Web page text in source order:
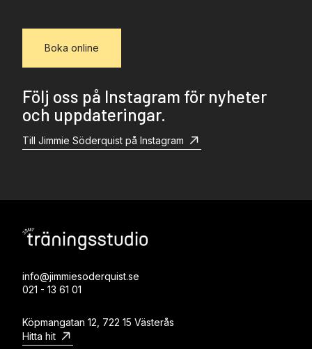
Boka online
Följ oss på Instagram för nyheter
och uppdateringar.
Till Jimmie Söderquist på Instagram
info@jimmiesoderquist.se
021 - 13 61 01
Köpmangatan 12, 722 15 Västerås
Hitta hit